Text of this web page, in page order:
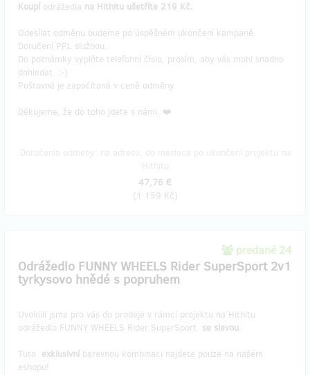
Koupí odrážedla na Hithitu ušetříte 219 Kč.
Odesílat odměnu budeme po úspěšném ukončení kampaně.
Doručení PPL službou.
Do poznámky vyplňte telefonní číslo, prosím, aby vás mohl snadno
dohledat. ;-)
Poštovné je započítané v ceně odměny.
Děkujeme, že do toho jdete s námi. ❤️
47,76 €
(1 159 Kč)
predané 24
Odrážedlo FUNNY WHEELS Rider SuperSport 2v1
tyrkysovo hnědé s popruhem
Uvolnili jsme pro vás do prodeje v rámci projektu na Hithitu
odrážedlo FUNNY WHEELS Rider SuperSport se slevou.
Tuto exklusivní barevnou kombinaci najdete pouze na našem
eshopu!